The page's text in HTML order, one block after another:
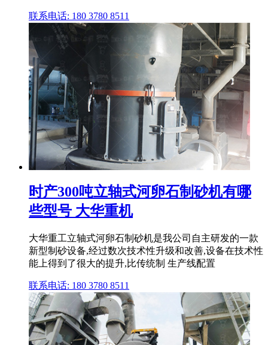
联系电话: 180 3780 8511
时产300吨立轴式河卵石制砂机有哪
些型号 大华重机
大华重工立轴式河卵石制砂机是我公司自主研发的一款
新型制砂设备,经过数次技术性升级和改善,设备在技术性
能上得到了很大的提升,比传统制 生产线配置
联系电话: 180 3780 8511